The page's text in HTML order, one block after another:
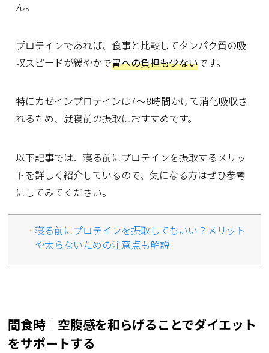
ん。
プロテインであれば、食事と比較してタンパク質の吸
収スピードが緩やかで胃への負担も少ないです。
特にカゼインプロテインは7～8時間かけて消化吸収さ
れるため、就寝前の摂取におすすめです。
以下記事では、寝る前にプロテインを摂取するメリッ
トを詳しく紹介しているので、気になる方はぜひ参考
にしてみてください。
寝る前にプロテインを摂取してもいい？メリット
や太らないための注意点も解説
間食時｜空腹感を和らげることでダイエット
をサポートする